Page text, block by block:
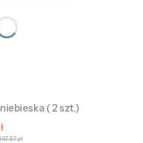
( 2 szt.)
zł